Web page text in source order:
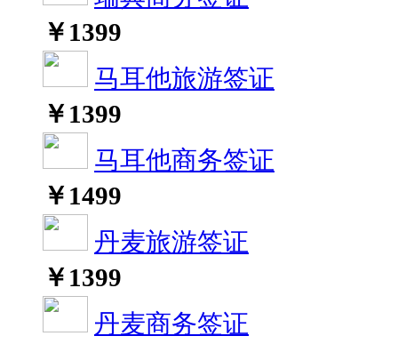
￥1399
马耳他旅游签证
￥1399
马耳他商务签证
￥1499
丹麦旅游签证
￥1399
丹麦商务签证